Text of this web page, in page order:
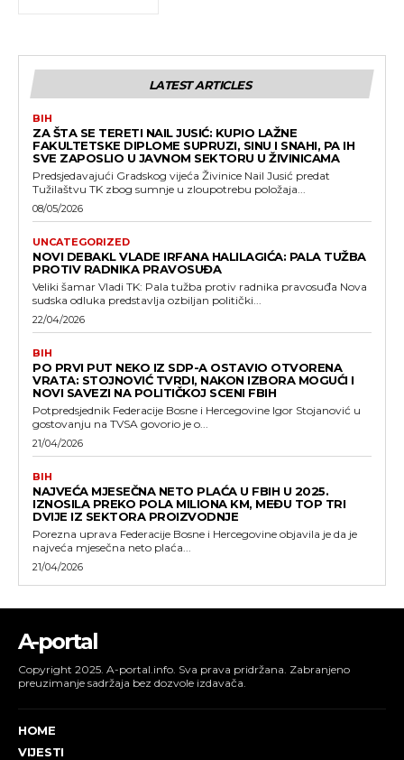
LATEST ARTICLES
BIH
ZA ŠTA SE TERETI NAIL JUSIĆ: KUPIO LAŽNE
FAKULTETSKE DIPLOME SUPRUZI, SINU I SNAHI, PA IH
SVE ZAPOSLIO U JAVNOM SEKTORU U ŽIVINICAMA
Predsjedavajući Gradskog vijeća Živinice Nail Jusić predat
Tužilaštvu TK zbog sumnje u zloupotrebu položaja...
08/05/2026
UNCATEGORIZED
NOVI DEBAKL VLADE IRFANA HALILAGIĆA: PALA TUŽBA
PROTIV RADNIKA PRAVOSUĐA
Veliki šamar Vladi TK: Pala tužba protiv radnika pravosuđa Nova
sudska odluka predstavlja ozbiljan politički...
22/04/2026
BIH
PO PRVI PUT NEKO IZ SDP-A OSTAVIO OTVORENA
VRATA: STOJNOVIĆ TVRDI, NAKON IZBORA MOGUĆI I
NOVI SAVEZI NA POLITIČKOJ SCENI FBIH
Potpredsjednik Federacije Bosne i Hercegovine Igor Stojanović u
gostovanju na TVSA govorio je o...
21/04/2026
BIH
NAJVEĆA MJESEČNA NETO PLAĆA U FBIH U 2025.
IZNOSILA PREKO POLA MILIONA KM, MEĐU TOP TRI
DVIJE IZ SEKTORA PROIZVODNJE
Porezna uprava Federacije Bosne i Hercegovine objavila je da je
najveća mjesečna neto plaća...
21/04/2026
A-portal
Copyright 2025. A-portal.info. Sva prava pridržana. Zabranjeno
preuzimanje sadržaja bez dozvole izdavača.
HOME
VIJESTI